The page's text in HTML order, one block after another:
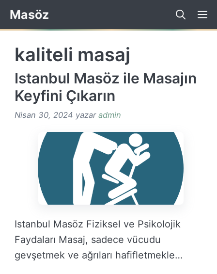
İçeriğe
atla
Masöz
kaliteli masaj
Istanbul Masöz ile Masajın
Keyfini Çıkarın
Nisan 30, 2024 yazar admin
Istanbul Masöz Fiziksel ve Psikolojik
Faydaları Masaj, sadece vücudu
gevşetmek ve ağrıları hafifletmekle